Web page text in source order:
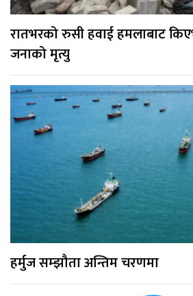
रातभरको रुसी हवाई हमलाबाट
जनाको मृत्यु
हर्मुज सम्झौता अन्तिम चरणमा